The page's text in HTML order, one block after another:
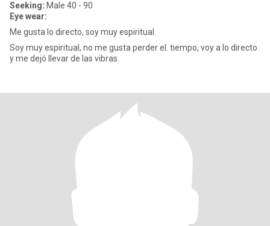
Seeking: Male 40 - 90
Eye wear:
Me gusta lo directo, soy muy espiritual.
Soy muy espiritual, no me gusta perder el. tiempo, voy a lo directo
y me dejó llevar de las vibras.